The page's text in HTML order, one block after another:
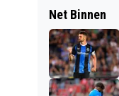
Net Binnen